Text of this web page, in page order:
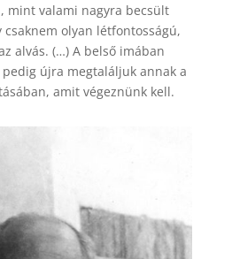
mint valami nagyra becsült
csaknem olyan létfontosságú,
alvás. (…) A belső imában
újra megtaláljuk annak a
amit végeznünk kell.